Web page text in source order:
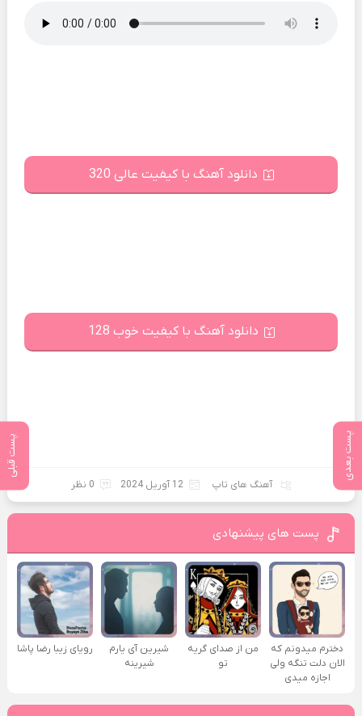
پست بعدی پست قبلی
دانلود آهنگ با کیفیت عالی 320
دانلود آهنگ با کیفیت خوب 128
آهنگ های تاپ 12 آوریل 2024 0 نظر
پست های پیشنهادی
دخترم میدونم که
الان دلت تنگه ولی
اجازه میدی
من از صدای گريه
تو
شیرین آی یارم
شیرینه
رویای زیبا رضا پاشا